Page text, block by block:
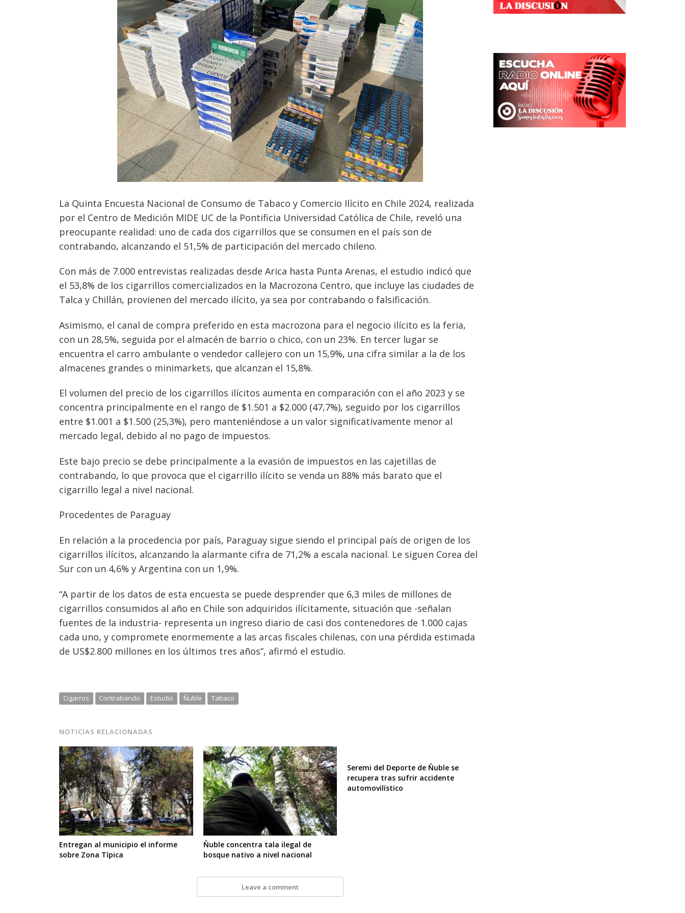
La Quinta Encuesta Nacional de Consumo de Tabaco y Comercio Ilícito en Chile 2024, realizada
por el Centro de Medición MIDE UC de la Pontificia Universidad Católica de Chile, reveló una
preocupante realidad: uno de cada dos cigarrillos que se consumen en el país son de
contrabando, alcanzando el 51,5% de participación del mercado chileno.
Con más de 7.000 entrevistas realizadas desde Arica hasta Punta Arenas, el estudio indicó que
el 53,8% de los cigarrillos comercializados en la Macrozona Centro, que incluye las ciudades de
Talca y Chillán, provienen del mercado ilícito, ya sea por contrabando o falsificación.
Asimismo, el canal de compra preferido en esta macrozona para el negocio ilícito es la feria,
con un 28,5%, seguida por el almacén de barrio o chico, con un 23%. En tercer lugar se
encuentra el carro ambulante o vendedor callejero con un 15,9%, una cifra similar a la de los
almacenes grandes o minimarkets, que alcanzan el 15,8%.
El volumen del precio de los cigarrillos ilícitos aumenta en comparación con el año 2023 y se
concentra principalmente en el rango de $1.501 a $2.000 (47,7%), seguido por los cigarrillos
entre $1.001 a $1.500 (25,3%), pero manteniéndose a un valor significativamente menor al
mercado legal, debido al no pago de impuestos.
Este bajo precio se debe principalmente a la evasión de impuestos en las cajetillas de
contrabando, lo que provoca que el cigarrillo ilícito se venda un 88% más barato que el
cigarrillo legal a nivel nacional.
Procedentes de Paraguay
En relación a la procedencia por país, Paraguay sigue siendo el principal país de origen de los
cigarrillos ilícitos, alcanzando la alarmante cifra de 71,2% a escala nacional. Le siguen Corea del
Sur con un 4,6% y Argentina con un 1,9%.
“A partir de los datos de esta encuesta se puede desprender que 6,3 miles de millones de
cigarrillos consumidos al año en Chile son adquiridos ilícitamente, situación que -señalan
fuentes de la industria- representa un ingreso diario de casi dos contenedores de 1.000 cajas
cada uno, y compromete enormemente a las arcas fiscales chilenas, con una pérdida estimada
de US$2.800 millones en los últimos tres años”, afirmó el estudio.
Cigarros Contrabando Estudio Ñuble Tabaco
NOTICIAS RELACIONADAS
Entregan al municipio el informe
sobre Zona Típica
Ñuble concentra tala ilegal de
bosque nativo a nivel nacional
Seremi del Deporte de Ñuble se
recupera tras sufrir accidente
automovilístico
Leave a comment